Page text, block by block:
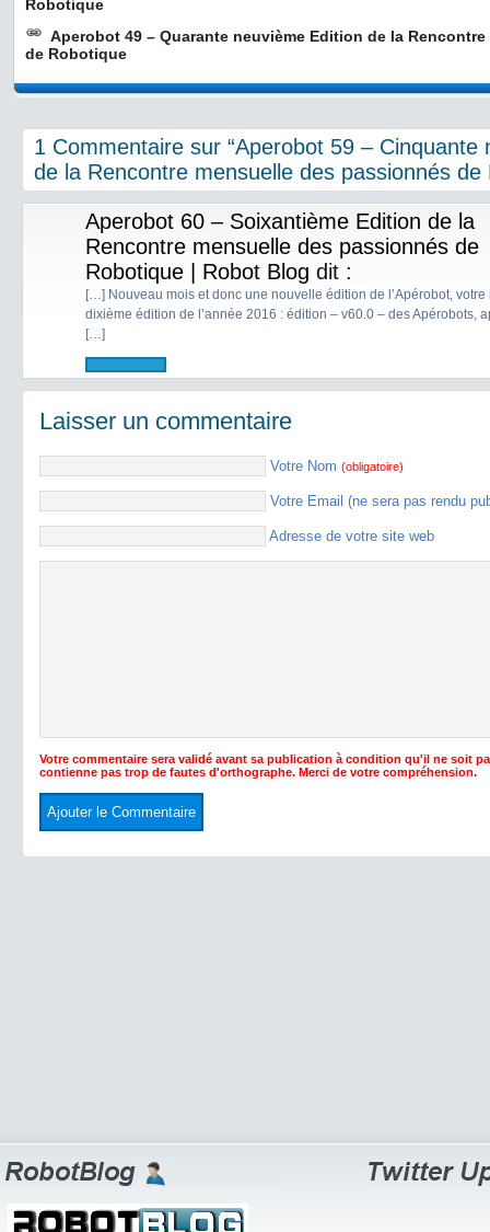
Robotique
Aperobot 49 – Quarante neuvième Edition de la
de Robotique
1 Commentaire sur “Aperobot 59 – Cinquante
de la Rencontre mensuelle des passionnés de
Aperobot 60 – Soixantième Edition de la
Rencontre mensuelle des passionnés de
Robotique | Robot Blog dit :
[…] Nouveau mois et donc une nouvelle édition de l’Apérobot,
dixième édition de l’année 2016 : édition – v60.0 – des Apérobots,
[…]
Laisser un commentaire
Votre Nom (obligatoire)
Votre Email (ne sera pas rendu
Adresse de votre site web
Votre commentaire sera validé avant sa publication à condition qu'il ne soit
contienne pas trop de fautes d'orthographe. Merci de votre compréhension.